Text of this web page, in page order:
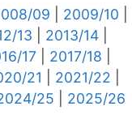
09 2009/10
13 2013/14
17 2017/18
21 2021/22
25
2025/26